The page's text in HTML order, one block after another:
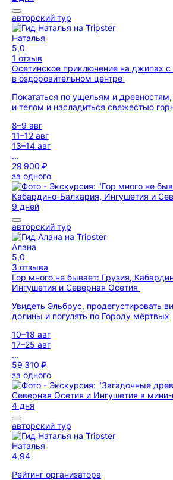
авторский тур
Наталья
5,0
1 отзыв
Осетинское приключение на джипах
в оздоровительном центре
Покататься по ущельям и
и телом и насладиться свежестью
8–9 авг
11–12 авг
13–14 авг
...
29 900 ₽
за одного
9 дней
авторский тур
Алана
5,0
3 отзыва
Гор много не бывает: Грузия,
Ингушетия и Северная Осетия
Увидеть Эльбрус, продегустировать
долины и погулять по Городу мёртвых
10–18 авг
17–25 авг
...
59 310 ₽
за одного
4 дня
авторский тур
Наталья
4,94
Рейтинг организатора